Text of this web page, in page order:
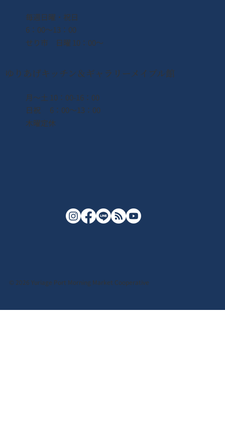
​毎週日曜・祝日
6：00〜13：00
せり市 日曜 10：00〜
ゆりあげキッチン＆ギャラリーメイプル館
月〜土 10：00-16：00
日祝 6：00〜13：00
木曜定休
© 2026 Yuriage Port Morning Market Cooperative